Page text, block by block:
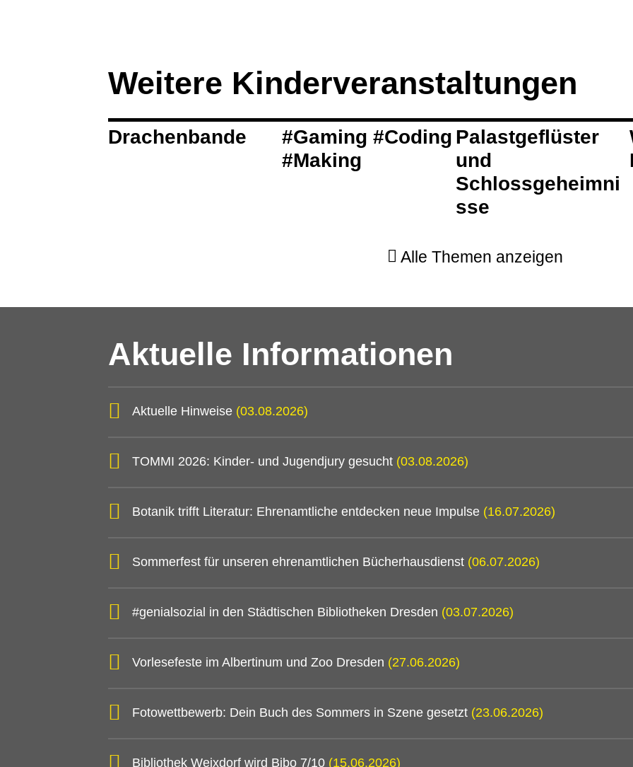
Weitere Kinderveranstaltungen
Drachenbande
#Gaming #Coding
#Making
Palast­geflüster
und
Schlossgeheimni
sse
Alle Themen anzeigen
Aktuelle Informationen
Aktuelle Hinweise (03.08.2026)
TOMMI 2026: Kinder- und Jugendjury gesucht (03.08.2026)
Botanik trifft Literatur: Ehrenamtliche entdecken neue Impulse (16.07.2026)
Sommerfest für unseren ehrenamtlichen Bücherhausdienst (06.07.2026)
#genialsozial in den Städtischen Bibliotheken Dresden (03.07.2026)
Vorlesefeste im Albertinum und Zoo Dresden (27.06.2026)
Fotowettbewerb: Dein Buch des Sommers in Szene gesetzt (23.06.2026)
Bibliothek Weixdorf wird Bibo 7/10 (15.06.2026)